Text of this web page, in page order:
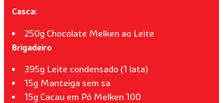
Casca:
250g Chocolate Melken ao Leite
Brigadeiro
395g Leite condensado (1 lata)
15g Manteiga sem sa
15g Cacau em Pó Melken 100